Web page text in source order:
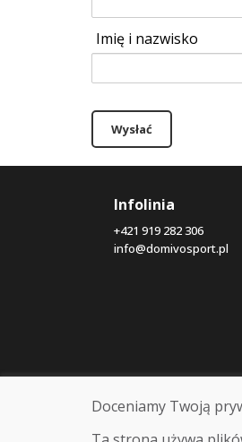
Imię i nazwisko
Wysłać
Infolinia
+421 919 282 306
info@domivosport.pl
Doceniamy Twoją